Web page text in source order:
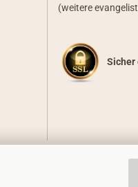
(weitere
Sicher